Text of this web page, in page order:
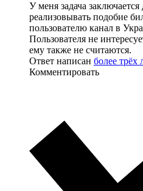
У меня задача
реализовывать подобие
пользователю канал в
Пользователя не
ему также не считаются.
Ответ написан более трёх
Комментировать